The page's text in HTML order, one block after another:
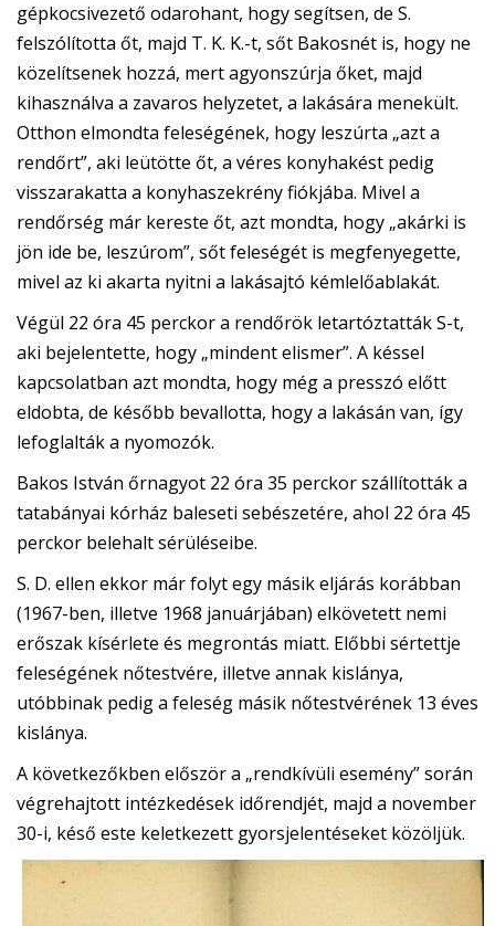
gépkocsivezető odarohant, hogy segítsen, de S.
felszólította őt, majd T. K. K.-t, sőt Bakosnét is, hogy ne
közelítsenek hozzá, mert agyonszúrja őket, majd
kihasználva a zavaros helyzetet, a lakására menekült.
Otthon elmondta feleségének, hogy leszúrta „azt a
rendőrt”, aki leütötte őt, a véres konyhakést pedig
visszarakatta a konyhaszekrény fiókjába. Mivel a
rendőrség már kereste őt, azt mondta, hogy „akárki is
jön ide be, leszúrom”, sőt feleségét is megfenyegette,
mivel az ki akarta nyitni a lakásajtó kémlelőablakát.
Végül 22 óra 45 perckor a rendőrök letartóztatták S-t,
aki bejelentette, hogy „mindent elismer”. A késsel
kapcsolatban azt mondta, hogy még a presszó előtt
eldobta, de később bevallotta, hogy a lakásán van, így
lefoglalták a nyomozók.
Bakos István őrnagyot 22 óra 35 perckor szállították a
tatabányai kórház baleseti sebészetére, ahol 22 óra 45
perckor belehalt sérüléseibe.
S. D. ellen ekkor már folyt egy másik eljárás korábban
(1967-ben, illetve 1968 januárjában) elkövetett nemi
erőszak kísérlete és megrontás miatt. Előbbi sértettje
feleségének nőtestvére, illetve annak kislánya,
utóbbinak pedig a feleség másik nőtestvérének 13 éves
kislánya.
A következőkben először a „rendkívüli esemény” során
végrehajtott intézkedések időrendjét, majd a november
30-i, késő este keletkezett gyorsjelentéseket közöljük.